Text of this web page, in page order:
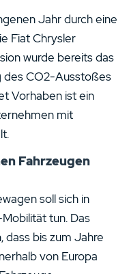
Jahr durch eine
Fiat Chrysler
wurde bereits das
des CO2-Ausstoßes
Vorhaben ist ein
mit
Fahrzeugen
soll sich in
tun. Das
dass bis zum Jahre
von Europa